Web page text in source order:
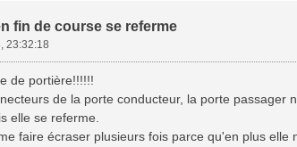
fin de course se referme
23:32:18
de portière!!!!!!
de la porte conducteur, la porte passager
elle se referme.
faire écraser plusieurs fois parce qu'en plus